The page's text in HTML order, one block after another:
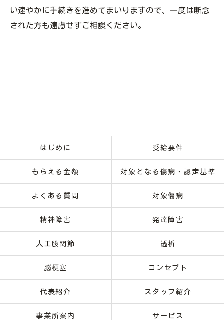
い速やかに手続きを進めてまいりますので、一度は断念
された方も遠慮せずご相談ください。
はじめに 受給要件
もらえる金額 対象となる傷病・認定基準
よくある質問 対象傷病
精神障害 発達障害
人工股関節 透析
脳梗塞 コンセプト
代表紹介 スタッフ紹介
事業所案内 サービス